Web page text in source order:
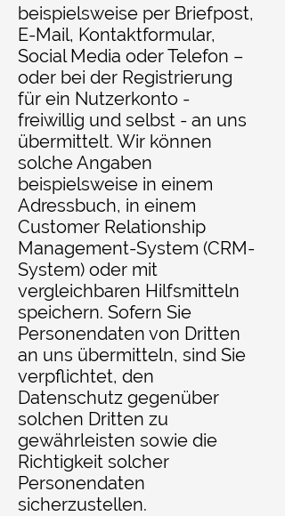
beispielsweise per Briefpost,
E-Mail, Kontaktformular,
Social Media oder Telefon –
oder bei der Registrierung
für ein Nutzerkonto -
freiwillig und selbst - an uns
übermittelt. Wir können
solche Angaben
beispielsweise in einem
Adressbuch, in einem
Customer Relationship
Management-System (CRM-
System) oder mit
vergleichbaren Hilfsmitteln
speichern. Sofern Sie
Personendaten von Dritten
an uns übermitteln, sind Sie
verpflichtet, den
Datenschutz gegenüber
solchen Dritten zu
gewährleisten sowie die
Richtigkeit solcher
Personendaten
sicherzustellen.